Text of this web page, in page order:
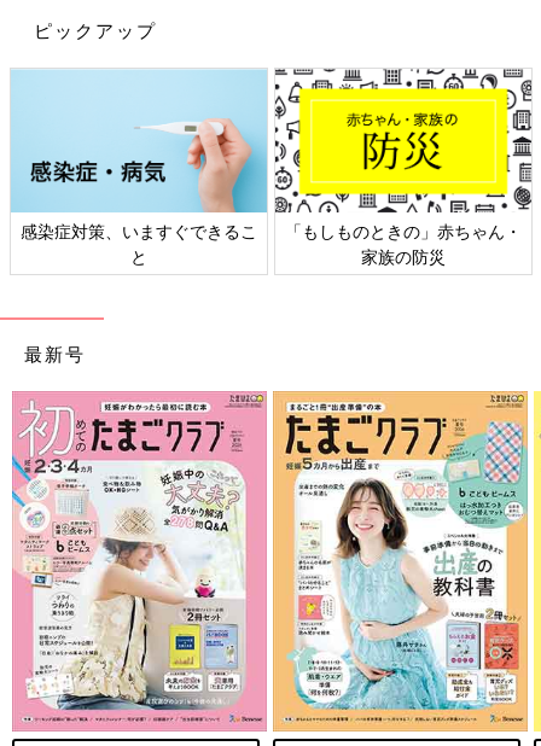
ピックアップ
日本外来小児科学会リーフレッ
ト検討会
六星占術 細木かおりさんの人生
相談
最新号